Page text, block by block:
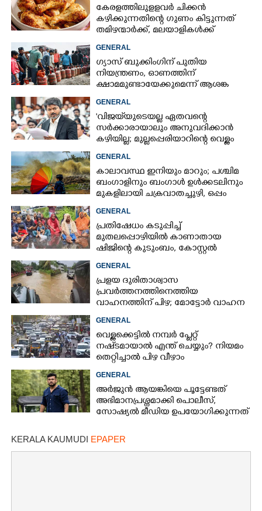
കേരളത്തിലുളളവർ ചിക്കൻ
കഴിക്കുന്നതിന്റെ ഗുണം കിട്ടുന്നത്
തമിഴന്മാർക്ക്, മലയാളികൾക്ക്
നഷ്ടവും കടവും മാത്രം
GENERAL
ഗ്യാസ് ബുക്കിംഗിന് പുതിയ
നിയന്ത്രണം, ഓണത്തിന്
ക്ഷാമമുണ്ടായേക്കുമെന്ന് ആശങ്ക
GENERAL
'വിജയ്‌യുടെയല്ല ഏതവന്റെ
സർക്കാരായാലും അനുവദിക്കാൻ
കഴിയില്ല; മുല്ലപ്പെരിയാറിന്റെ വെള്ളം
കൂട്ടുന്നത് മനസിൽ വച്ചാൽമതി'
GENERAL
കാലാവസ്ഥ ഇനിയും മാറും; പശ്ചിമ
ബംഗാളിനും ബംഗാൾ ഉൾക്കടലിനും
മുകളിലായി ചക്രവാതച്ചുഴി, ഒപ്പം
കള്ളക്കടൽ പ്രതിഭാസം
GENERAL
പ്രതിഷേധം കടുപ്പിച്ച്
മുതലപ്പൊഴിയിൽ കാണാതായ
ഷിജിന്റെ കുടുംബം, കോസ്റ്റൽ
പൊലീസ് സ്റ്റേഷനുമുന്നിൽ
കുത്തിയിരിക്കുന്നു
GENERAL
പ്രളയ ദുരിതാശ്വാസ
പ്രവർത്തനത്തിനെത്തിയ
വാഹനത്തിന് പിഴ; മോട്ടോർ വാഹന
വകുപ്പ് ഉദ്യോഗസ്ഥന് സസ്പെൻഷൻ
GENERAL
വെള്ളക്കെട്ടിൽ നമ്പർ പ്ലേറ്റ്
നഷ്‌ടമായാൽ എന്ത് ചെയ്യും? നിയമം
തെറ്റിച്ചാൽ പിഴ വീഴാം
GENERAL
അർജുൻ ആയങ്കിയെ പൂട്ടേണ്ടത്
അഭിമാനപ്രശ്നമാക്കി പൊലീസ്,
സാേഷ്യൽ മീഡിയ ഉപയോഗിക്കുന്നത്
KERALA KAUMUDI EPAPER